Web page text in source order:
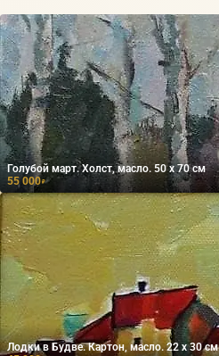
Голубой март. Холст, масло. 50 х 70 см
55 000₽
Лодки в Будве. Картон, масло. 22 х 30 см